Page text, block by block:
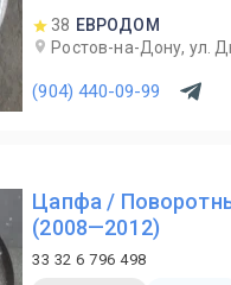
38 ЕВРОДОМ
Ростов-на-Дону, ул.
(904) 440-09-99
Цапфа /
(2008—2012)
33 32 6 796 498